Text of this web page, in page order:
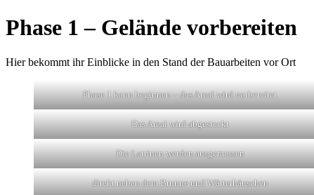
Phase 1 – Gelände vorbereiten
Hier bekommt ihr Einblicke in den Stand der Bauarbeiten vor Ort
Phase 1 kann beginnen – das Areal wird vorbereitet
Das Areal wird abgesteckt
Die Latrinen werden ausgemessen
direkt neben dem Brunne und Wärterhäuschen